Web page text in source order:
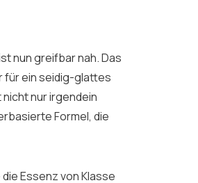
nun greifbar nah. Das
für ein seidig-glattes
nur irgendein
Formel, die
Essenz von Klasse